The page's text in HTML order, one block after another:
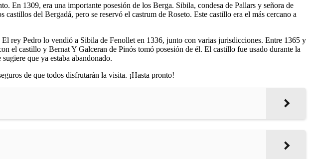
En 1309, era una importante posesión de los Berga. Sibila, condesa de Pallars y señora de
del Bergadá, pero se reservó el castrum de Roseto. Este castillo era el más cercano a
rey Pedro lo vendió a Sibila de Fenollet en 1336, junto con varias jurisdicciones. Entre 1365 y
el castillo y Bernat Y Galceran de Pinós tomó posesión de él. El castillo fue usado durante la
que ya estaba abandonado.
de que todos disfrutarán la visita. ¡Hasta pronto!